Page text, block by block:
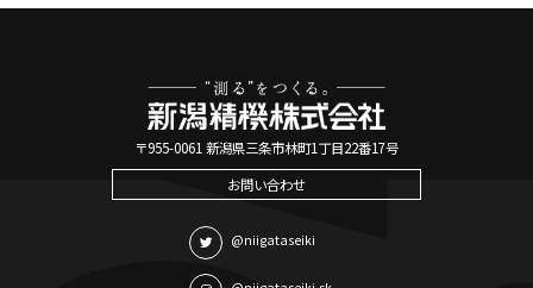
〒955-0061 新潟県三条市林町1丁目22番17号
お問い合わせ
@niigataseiki